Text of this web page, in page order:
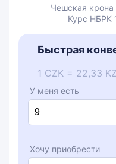
Чешская крона
Курс НБРК
Быстрая
1 CZK = 22,33
У меня есть
Хочу приобрести